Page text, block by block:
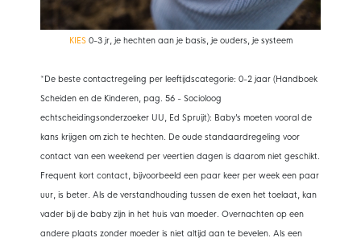
KIES 0-3 jr, je hechten aan je basis, je ouders, je systeem
*De beste contactregeling per leeftijdscategorie: 0-2 jaar (Handboek
Scheiden en de Kinderen, pag. 56 - Socioloog
echtscheidingsonderzoeker UU, Ed Spruijt): Baby’s moeten vooral de
kans krijgen om zich te hechten. De oude standaardregeling voor
contact van een weekend per veertien dagen is daarom niet geschikt.
Frequent kort contact, bijvoorbeeld een paar keer per week een paar
uur, is beter. Als de verstandhouding tussen de exen het toelaat, kan
vader bij de baby zijn in het huis van moeder. Overnachten op een
andere plaats zonder moeder is niet altijd aan te bevelen. Als een